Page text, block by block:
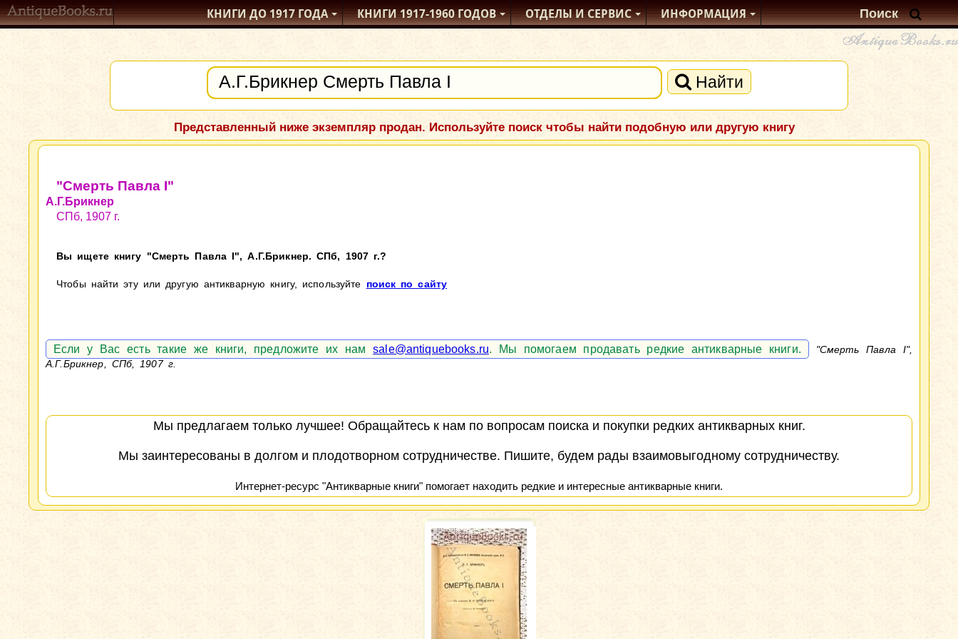
КНИГИ ДО 1917ГОДА КНИГИ1917-1960ГОДОВ ОТДЕЛЫИ СЕРВИС ИНФОРМАЦИЯ
Найти
Представленный ниже экземпляр продан. Используйте поиск чтобы найти подобную или другую книгу
"Смерть Павла I"
А.Г.Брикнер
СПб, 1907 г.
Вы ищете книгу "Смерть Павла I", А.Г.Брикнер. СПб, 1907 г.?
Чтобы найти эту или другую антикварную книгу, используйте поиск по сайту
Если у Вас есть такие же книги, предложите их намsale@antiquebooks.ru. Мы помогаем продавать редкие антикварные книги.
"Смерть Павла I",
А.Г.Брикнер, СПб, 1907 г.
Мы предлагаем только лучшее! Обращайтесь к нам по вопросам поиска и покупки редких антикварных книг.
Мы заинтересованы в долгом и плодотворном сотрудничестве. Пишите, будем рады взаимовыгодному сотрудничеству.
Интернет-ресурс "Антикварные книги" помогает находить редкие и интересные антикварные книги.